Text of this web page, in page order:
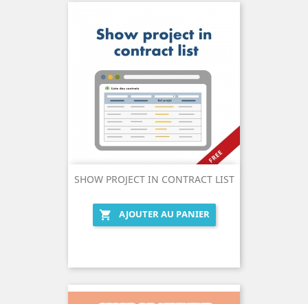
SHOW PROJECT IN CONTRACT LIST
 AJOUTER AU PANIER